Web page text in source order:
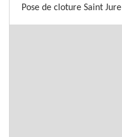
Pose de cloture Saint Jure